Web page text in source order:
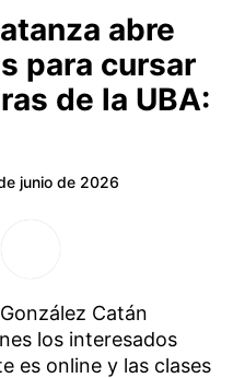
abre
para cursar
de la UBA:
junio de 2026
Catán
los interesados
es online y las clases